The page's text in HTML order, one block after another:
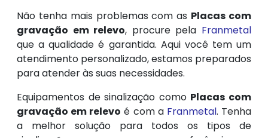
Não tenha mais problemas com as Placas com
gravação em relevo, procure pela Franmetal
que a qualidade é garantida. Aqui você tem um
atendimento personalizado, estamos preparados
para atender às suas necessidades.
Equipamentos de sinalização como Placas com
gravação em relevo é com a Franmetal. Tenha
a melhor solução para todos os tipos de